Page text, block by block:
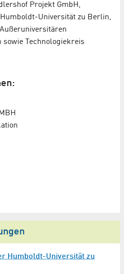
Projekt GmbH,
Universität zu Berlin,
Technologiekreis
Humboldt-Universität zu